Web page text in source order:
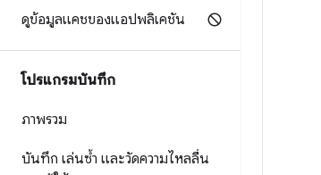
ดูข้อมูลแคชของแอปพลิเคชัน
โปรแกรมบันทึก
ภาพรวม
บันทึก เล่นซ้ำ และวัดความไหลลื่น